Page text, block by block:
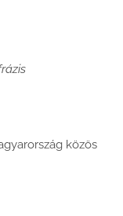
közös